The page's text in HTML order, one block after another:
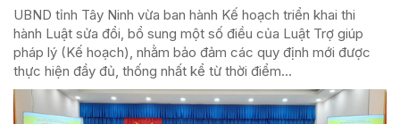
UBND tỉnh Tây Ninh vừa ban hành Kế hoạch triển khai thi
hành Luật sửa đổi, bổ sung một số điều của Luật Trợ giúp
pháp lý (Kế hoạch), nhằm bảo đảm các quy định mới được
thực hiện đầy đủ, thống nhất kể từ thời điểm...